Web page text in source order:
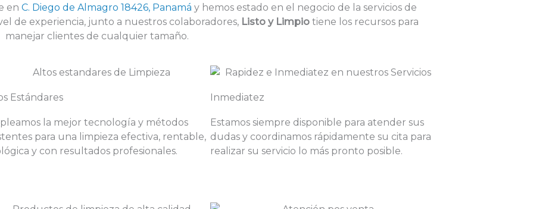
en C. Diego de Almagro 18426, Panamá y hemos estado en el negocio de la servicios de
de experiencia, junto a nuestros colaboradores, Listo y Limpio tiene los recursos para
manejar clientes de cualquier tamaño.
Estándares
la mejor tecnología y métodos
para una limpieza efectiva, rentable,
y con resultados profesionales.
Inmediatez
Estamos siempre disponible para atender sus
dudas y coordinamos rápidamente su cita para
realizar su servicio lo más pronto posible.